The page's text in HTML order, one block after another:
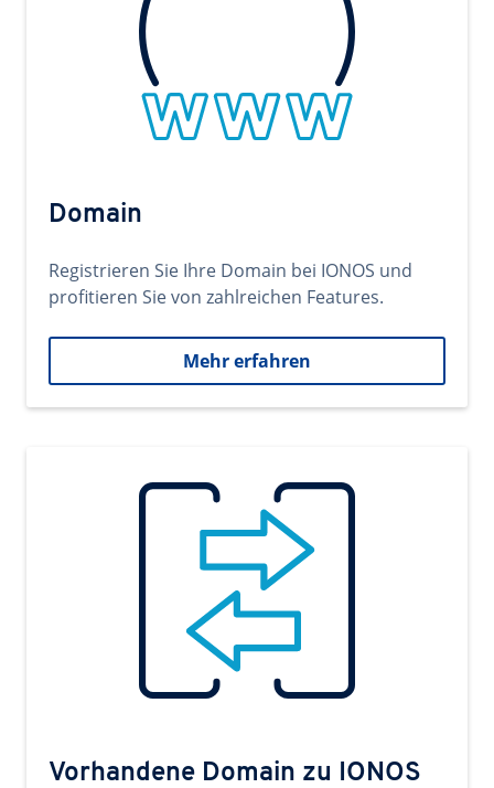
Domain
Registrieren Sie Ihre Domain bei IONOS und
profitieren Sie von zahlreichen Features.
Mehr erfahren
Vorhandene Domain zu IONOS